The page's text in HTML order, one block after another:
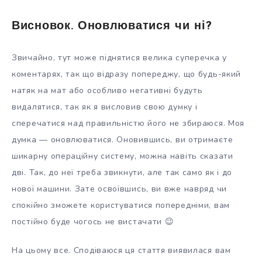
Висновок. Оновлюватися чи ні?
Звичайно, тут може піднятися велика суперечка у
коментарях, так що відразу попереджу, що будь-який
натяк на мат або особливо негативні будуть
видалятися, так як я висловив свою думку і
сперечатися над правильністю його не збираюся. Моя
думка — оновлюватися. Оновившись, ви отримаєте
шикарну операційну систему, можна навіть сказати
дві. Так, до неї треба звикнути, але так само як і до
нової машини. Зате освоївшись, ви вже навряд чи
спокійно зможете користуватися попередніми, вам
постійно буде чогось не вистачати 😉
На цьому все. Сподіваюся ця стаття виявилася вам